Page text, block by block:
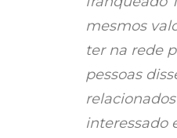
mesmos
ter na rede
pessoas
interessado